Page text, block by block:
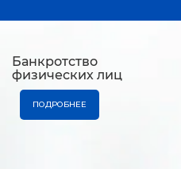
Банкротство
физических лиц
ПОДРОБНЕЕ